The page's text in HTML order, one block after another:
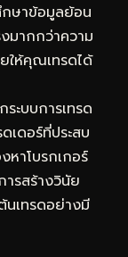
กษาข้อมูลย้อน
มากกว่าความ
ให้คุณเทรดได้
ะบบการเทรด
ดอร์ที่ประสบ
าโบรกเกอร์
ารสร้างวินัย
นเทรดอย่างมี